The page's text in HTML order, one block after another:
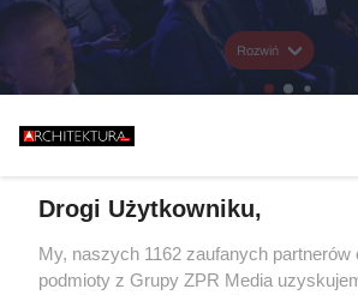
Rozwiń
Drogi Użytkowniku,
My, naszych 1162 zaufanych partnerów
podmioty z Grupy ZPR Media